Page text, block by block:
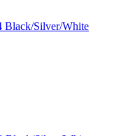
Silver/White